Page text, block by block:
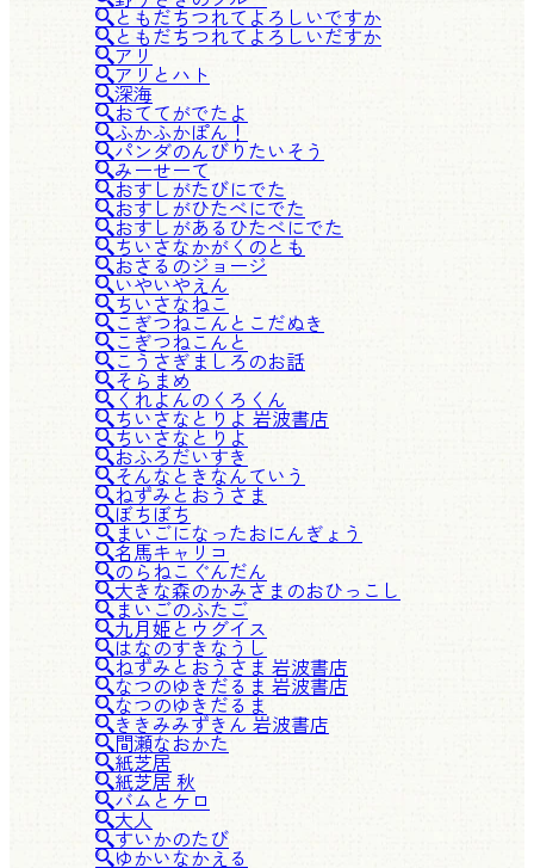
ともだちつれてよろしいですか
ともだちつれてよろしいだすか
アリ
アリとハト
深海
おててがでたよ
ふかふかぽん！
パンダのんびりたいそう
みーせーて
おすしがたびにでた
おすしがひたべにでた
おすしがあるひたべにでた
ちいさなかがくのとも
おさるのジョージ
いやいやえん
ちいさなねこ
こぎつねこんとこだぬき
こぎつねこんと
こうさぎましろのお話
そらまめ
くれよんのくろくん
ちいさなとりよ 岩波書店
ちいさなとりよ
おふろだいすき
そんなときなんていう
ねずみとおうさま
ぼちぼち
まいごになったおにんぎょう
名馬キャリコ
のらねこぐんだん
大きな森のかみさまのおひっこし
まいごのふたご
九月姫とウグイス
はなのすきなうし
ねずみとおうさま 岩波書店
なつのゆきだるま 岩波書店
なつのゆきだるま
ききみみずきん 岩波書店
間瀬なおかた
紙芝居
紙芝居 秋
バムとケロ
大人
すいかのたび
ゆかいなかえる